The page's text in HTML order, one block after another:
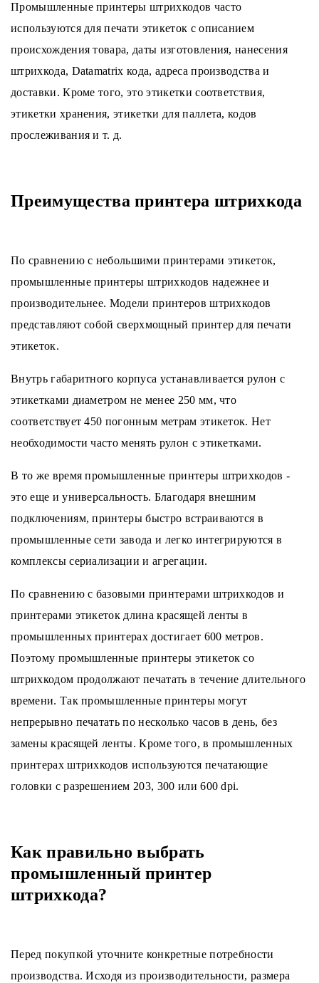
Промышленные принтеры штрихкодов часто
используются для печати этикеток с описанием
происхождения товара, даты изготовления, нанесения
штрихкода, Datamatrix кода, адреса производства и
доставки. Кроме того, это этикетки соответствия,
этикетки хранения, этикетки для паллета, кодов
прослеживания и т. д.
Преимущества принтера штрихкода
По сравнению с небольшими принтерами этикеток,
промышленные принтеры штрихкодов надежнее и
производительнее. Модели принтеров штрихкодов
представляют собой сверхмощный принтер для печати
этикеток.
Внутрь габаритного корпуса устанавливается рулон с
этикетками диаметром не менее 250 мм, что
соответствует 450 погонным метрам этикеток. Нет
необходимости часто менять рулон с этикетками.
В то же время промышленные принтеры штрихкодов -
это еще и универсальность. Благодаря внешним
подключениям, принтеры быстро встраиваются в
промышленные сети завода и легко интегрируются в
комплексы сериализации и агрегации.
По сравнению с базовыми принтерами штрихкодов и
принтерами этикеток длина красящей ленты в
промышленных принтерах достигает 600 метров.
Поэтому промышленные принтеры этикеток со
штрихкодом продолжают печатать в течение длительного
времени. Так промышленные принтеры могут
непрерывно печатать по несколько часов в день, без
замены красящей ленты. Кроме того, в промышленных
принтерах штрихкодов используются печатающие
головки с разрешением 203, 300 или 600 dpi.
Как правильно выбрать
промышленный принтер
штрихкода?
Перед покупкой уточните конкретные потребности
производства. Исходя из производительности, размера